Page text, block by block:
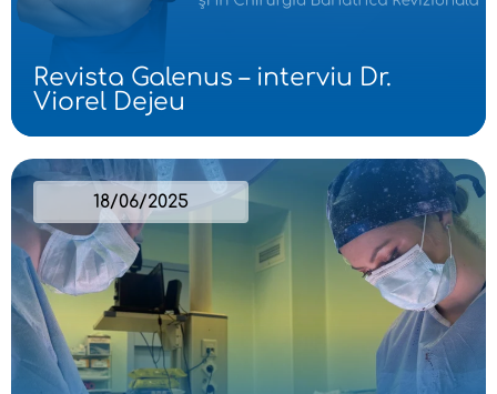
Revista Galenus – interviu Dr.
Viorel Dejeu
18/06/2025